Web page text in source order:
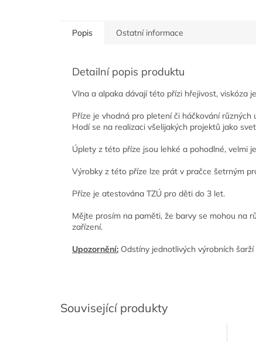
Související produkty
Popis Ostatní informace
Detailní popis produktu
Vlna a alpaka dávají této přízi hřejivost, viskóza
Příze je vhodná pro pletení či háčkování
Hodí se na realizaci všelijakých projektů jako
Úplety z této příze jsou lehké a pohodlné, velmi
Výrobky z této příze lze prát v pračce šetrným
Příze je atestována TZÚ pro děti do 3 let.
Mějte prosím na paměti, že barvy se mohou na
zařízení.
Upozornění: Odstíny jednotlivých výrobních